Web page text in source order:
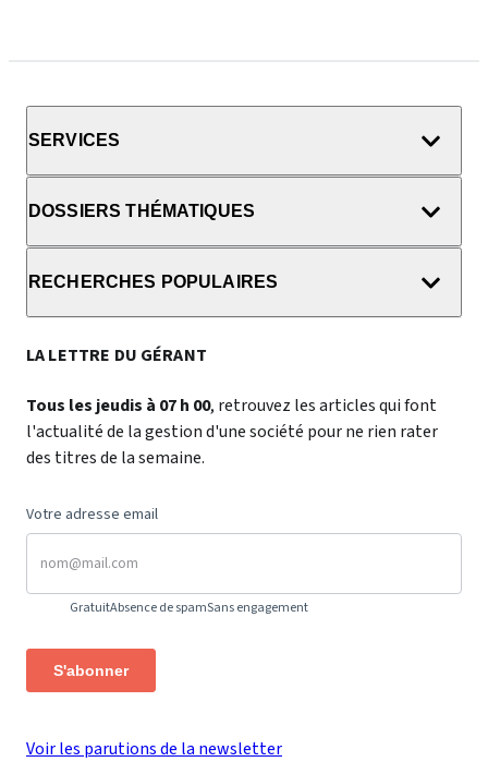
SERVICES
DOSSIERS THÉMATIQUES
RECHERCHES POPULAIRES
LA LETTRE DU GÉRANT
Tous les jeudis à 07 h 00, retrouvez les articles qui font
l'actualité de la gestion d'une société pour ne rien rater
des titres de la semaine.
Votre adresse email
GratuitAbsence de spamSans engagement
S'abonner
Voir les parutions de la newsletter